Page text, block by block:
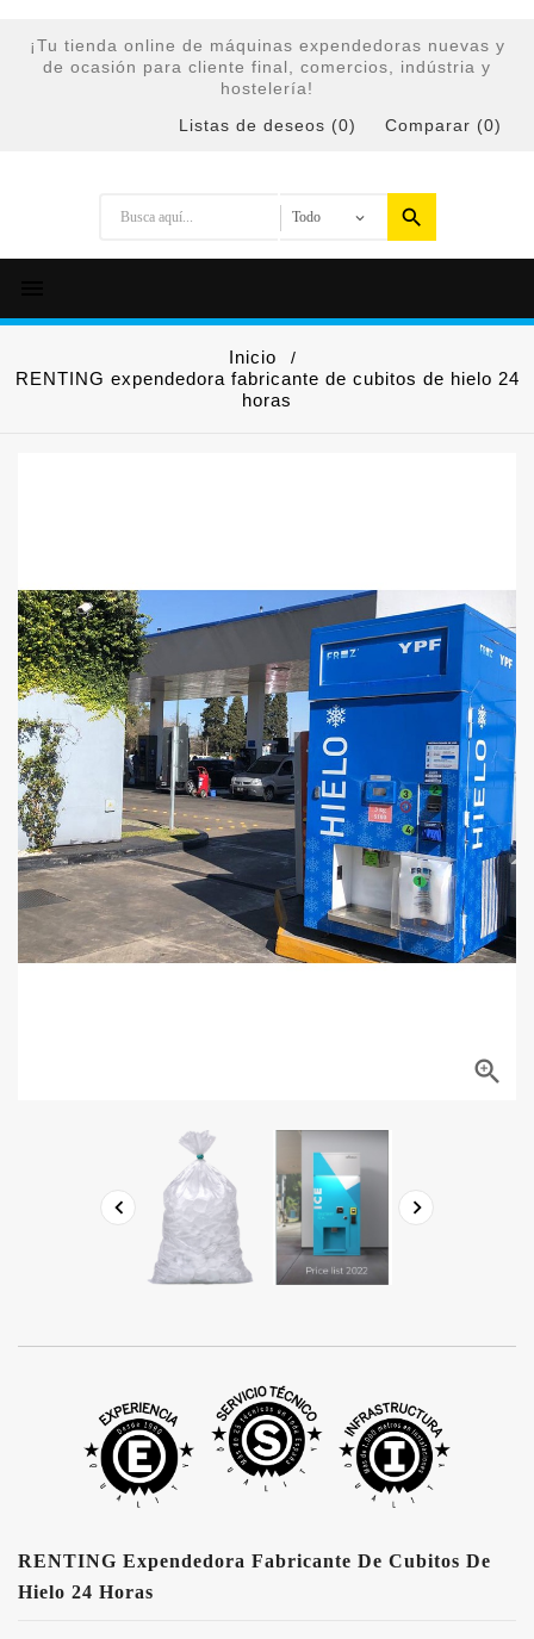
¡Tu tienda online de máquinas expendedoras nuevas y
de ocasión para cliente final, comercios, indústria y
hostelería!
Comparar (0)
Listas de deseos (0)
Inicio
RENTING expendedora fabricante de cubitos de hielo 24
horas

 
RENTING Expendedora Fabricante De Cubitos De
Hielo 24 Horas